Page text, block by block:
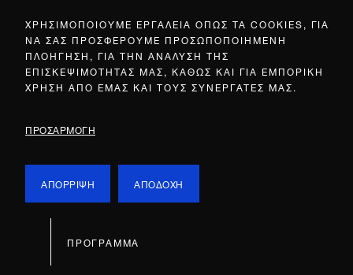
ΧΡΗΣΙΜΟΠΟΙΟΥΜΕ ΕΡΓΑΛΕΙΑ ΟΠΩΣ ΤΑ COOKIES, ΓΙΑ
ΝΑ ΣΑΣ ΠΡΟΣΦΕΡΟΥΜΕ ΠΡΟΣΩΠΟΠΟΙΗΜΕΝΗ
ΠΛΟΗΓΗΣΗ, ΓΙΑ ΤΗΝ ΑΝΑΛΥΣΗ ΤΗΣ
ΕΠΙΣΚΕΨΙΜΟΤΗΤΑΣ ΜΑΣ, ΚΑΘΩΣ ΚΑΙ ΓΙΑ ΕΜΠΟΡΙΚΗ
ΧΡΗΣΗ ΑΠΟ ΕΜΑΣ ΚΑΙ ΤΟΥΣ ΣΥΝΕΡΓΑΤΕΣ ΜΑΣ.
ΠΡΟΣΑΡΜΟΓΗ
ΑΠΟΡΡΙΨΗ ΑΠΟΔΟΧΗ
ΠΡΟΓΡΑΜΜΑ